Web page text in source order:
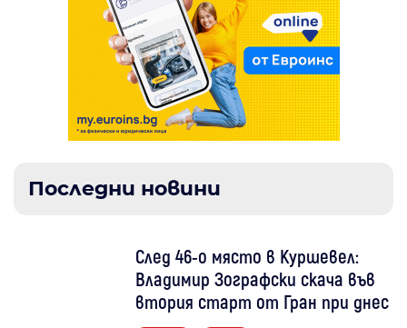
Последни новини
След 46-о място в Куршевел:
Владимир Зографски скача във
втория старт от Гран при днес